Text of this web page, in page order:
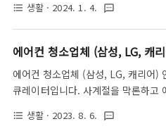
지기를 완벽하게 비교하는 시간을 가
추가로 종아리 마사지기는 어떠한 사
좋은지, 제품을 구입할 때에는 어떠한
다 ^^ ※해당 글은 순수 정보성 목적
선 종아리 마사지기란? 가장 먼저 무
기는 일반적으로 콘센트에 연결해서
format_list_bulleted 생활 · 2024. 1. 4. textsms
에어컨 청소업체 (삼성, LG, 캐
에어컨 청소업체 (삼성, LG, 캐리어)
큐레이터입니다. 사계절을 막론하고
다. 이러한 냄새가 나는 이유는 대부분
format_list_bulleted 생활 · 2023. 8. 6. textsms